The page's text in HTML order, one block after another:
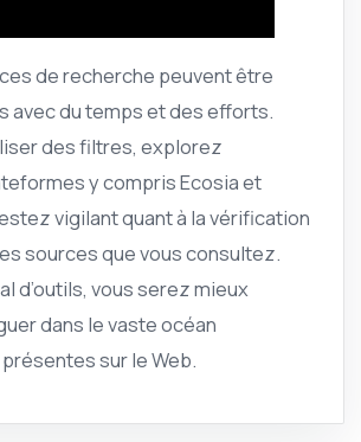
de recherche peuvent être
avec du temps et des efforts.
des filtres, explorez
y compris Ecosia et
vigilant quant à la vérification
sources que vous consultez.
d’outils, vous serez mieux
dans le vaste océan
sur le Web.